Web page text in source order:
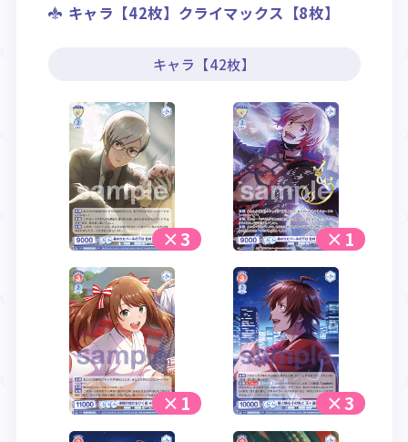
キャラ【42枚】クライマックス【8枚】
キャラ【42枚】
×3 ×1
×1 ×3